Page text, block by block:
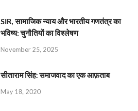
SIR, सामाजिक न्याय और भारतीय गणतंत्र का
भविष्य: चुनौतियों का विश्लेषण
November 25, 2025
सीताराम सिंह: समाजवाद का एक आफ़ताब
May 18, 2020